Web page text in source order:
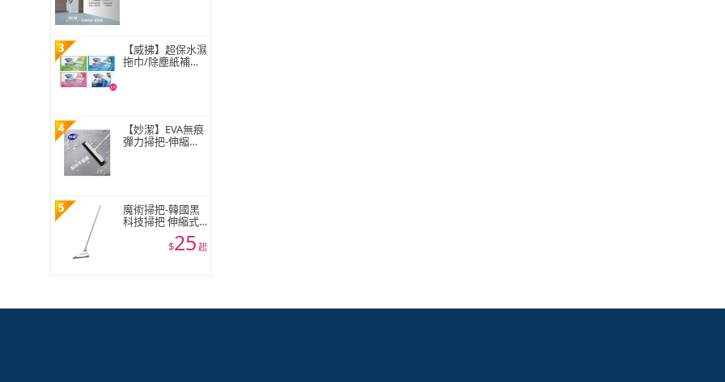
3
【威拂】超保水濕
拖巾/除塵紙補充
4
【妙潔】EVA無痕
彈力掃把-伸縮款
5
魔術掃把-韓國黑
科技掃把 伸縮式
刮地拖把 刮水器
窗戶玻璃刮刀 地
$25 起